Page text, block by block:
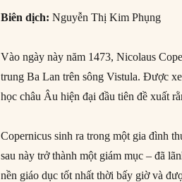
Biên dịch: Nguyễn Thị Kim Phụng
Vào ngày này năm 1473, Nicolaus
trung Ba Lan trên sông Vistula. Được
học châu Âu hiện đại đầu tiên đề xuất
Copernicus sinh ra trong một gia đình
sau này trở thành một giám mục – đã
nền giáo dục tốt nhất thời bấy giờ và